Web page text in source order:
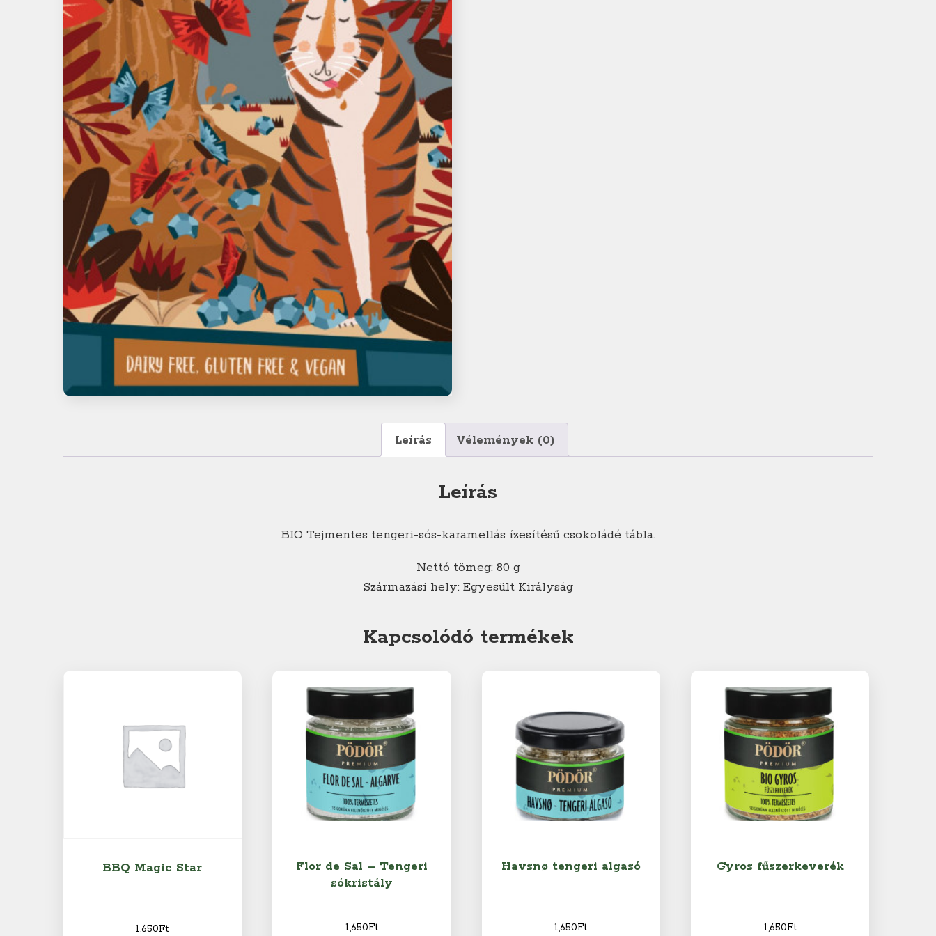
Leírás Vélemények (0)
Leírás
BIO Tejmentes tengeri-sós-karamellás ízesítésű csokoládé tábla.
Nettó tömeg: 80 g
Származási hely: Egyesült Királyság
Kapcsolódó termékek
BBQ Magic Star
1,650Ft
Flor de Sal – Tengeri
sókristály
1,650Ft
Havsnø tengeri algasó
1,650Ft
Gyros fűszerkeverék
1,650Ft